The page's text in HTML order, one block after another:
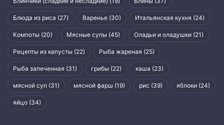
Блюда из риса (27) Варенье (30) Итальянская кухня (24)
Компоты (20) Мясные супы (45) Оладьи и оладушки (21)
Рецепты из капусты (22) Рыба жареная (25)
Рыба запеченная (31) грибы (22) каша (23)
мясной суп (31) мясной фарш (19) рис (39) яблоки (24)
яйцо (34)